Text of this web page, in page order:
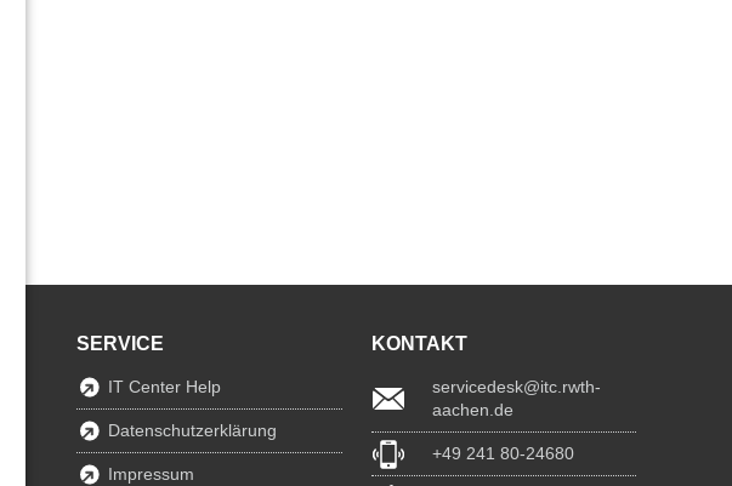
SERVICE
IT Center Help
Datenschutzerklärung
Impressum
KONTAKT
servicedesk@itc.rwth-
aachen.de
+49 241 80-24680